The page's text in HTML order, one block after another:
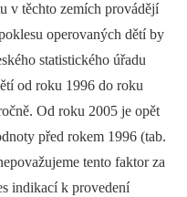
v těchto zemích provádějí
operovaných dětí by
statistického úřadu
od roku 1996 do roku
Od roku 2005 je opět
před rokem 1996 (tab.
tento faktor za
indikací k provedení